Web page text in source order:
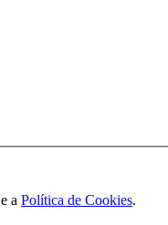
e a Política de Cookies.